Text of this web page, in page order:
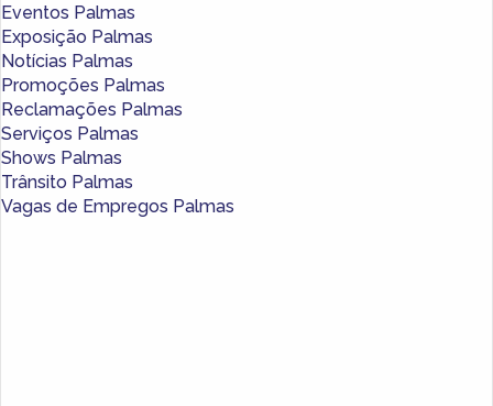
Eventos Palmas
Exposição Palmas
Notícias Palmas
Promoções Palmas
Reclamações Palmas
Serviços Palmas
Shows Palmas
Trânsito Palmas
Vagas de Empregos Palmas